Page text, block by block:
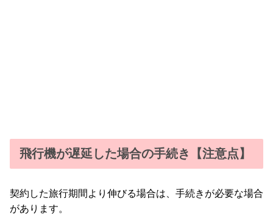
飛行機が遅延した場合の手続き【注意点】
契約した旅行期間より伸びる場合は、手続きが必要な場合
があります。